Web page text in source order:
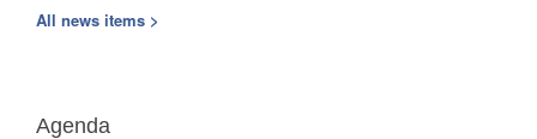
All news items >
Agenda